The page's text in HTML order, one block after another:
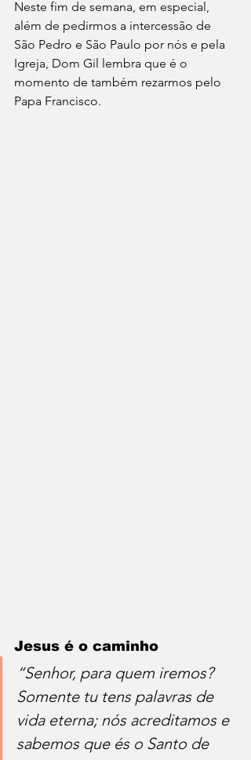
Neste fim de semana, em especial,
além de pedirmos a intercessão de
São Pedro e São Paulo por nós e pela
Igreja, Dom Gil lembra que é o
momento de também rezarmos pelo
Papa Francisco.
Jesus é o caminho
“Senhor, para quem iremos?
Somente tu tens palavras de
vida eterna; nós acreditamos e
sabemos que és o Santo de